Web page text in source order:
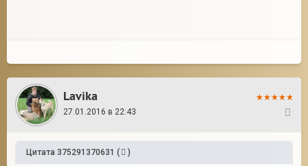
Lavika
27.01.2016 в 22:43
Цитата 375291370631 ( )